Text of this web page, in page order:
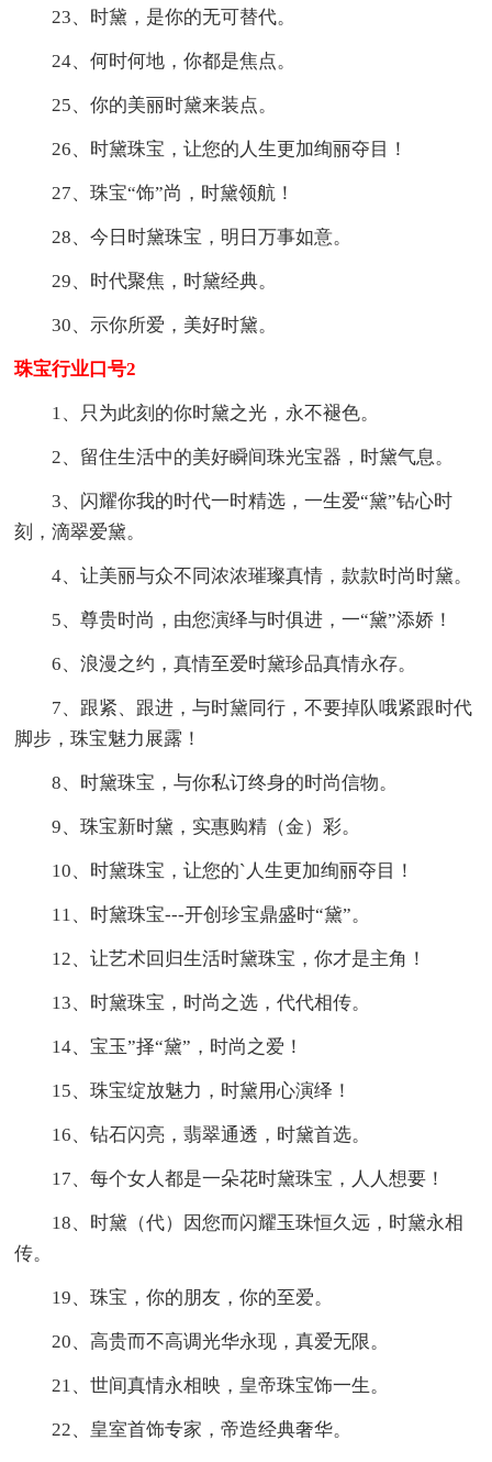
23、时黛，是你的无可替代。
24、何时何地，你都是焦点。
25、你的美丽时黛来装点。
26、时黛珠宝，让您的人生更加绚丽夺目！
27、珠宝“饰”尚，时黛领航！
28、今日时黛珠宝，明日万事如意。
29、时代聚焦，时黛经典。
30、示你所爱，美好时黛。
珠宝行业口号2
1、只为此刻的你时黛之光，永不褪色。
2、留住生活中的美好瞬间珠光宝器，时黛气息。
3、闪耀你我的时代一时精选，一生爱“黛”钻心时
刻，滴翠爱黛。
4、让美丽与众不同浓浓璀璨真情，款款时尚时黛。
5、尊贵时尚，由您演绎与时俱进，一“黛”添娇！
6、浪漫之约，真情至爱时黛珍品真情永存。
7、跟紧、跟进，与时黛同行，不要掉队哦紧跟时代
脚步，珠宝魅力展露！
8、时黛珠宝，与你私订终身的时尚信物。
9、珠宝新时黛，实惠购精（金）彩。
10、时黛珠宝，让您的`人生更加绚丽夺目！
11、时黛珠宝---开创珍宝鼎盛时“黛”。
12、让艺术回归生活时黛珠宝，你才是主角！
13、时黛珠宝，时尚之选，代代相传。
14、宝玉”择“黛”，时尚之爱！
15、珠宝绽放魅力，时黛用心演绎！
16、钻石闪亮，翡翠通透，时黛首选。
17、每个女人都是一朵花时黛珠宝，人人想要！
18、时黛（代）因您而闪耀玉珠恒久远，时黛永相
传。
19、珠宝，你的朋友，你的至爱。
20、高贵而不高调光华永现，真爱无限。
21、世间真情永相映，皇帝珠宝饰一生。
22、皇室首饰专家，帝造经典奢华。